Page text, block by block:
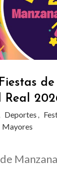
de
Real
Deportes ,
Mayores